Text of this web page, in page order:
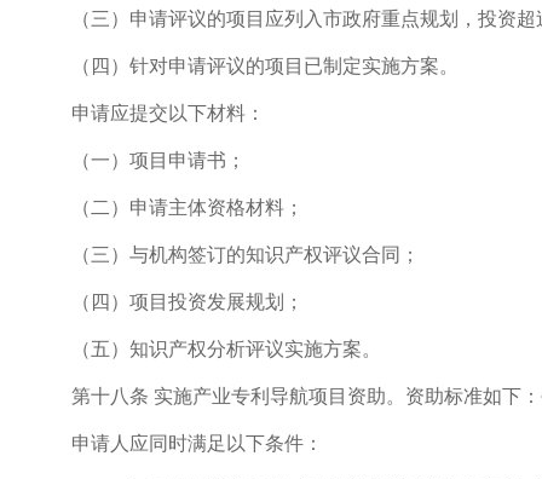
（三）申请评议的项目应列入市政府重点规划，投资超
（四）针对申请评议的项目已制定实施方案。
申请应提交以下材料：
（一）项目申请书；
（二）申请主体资格材料；
（三）与机构签订的知识产权评议合同；
（四）项目投资发展规划；
（五）知识产权分析评议实施方案。
第十八条 实施产业专利导航项目资助。资助标准如下：
申请人应同时满足以下条件：